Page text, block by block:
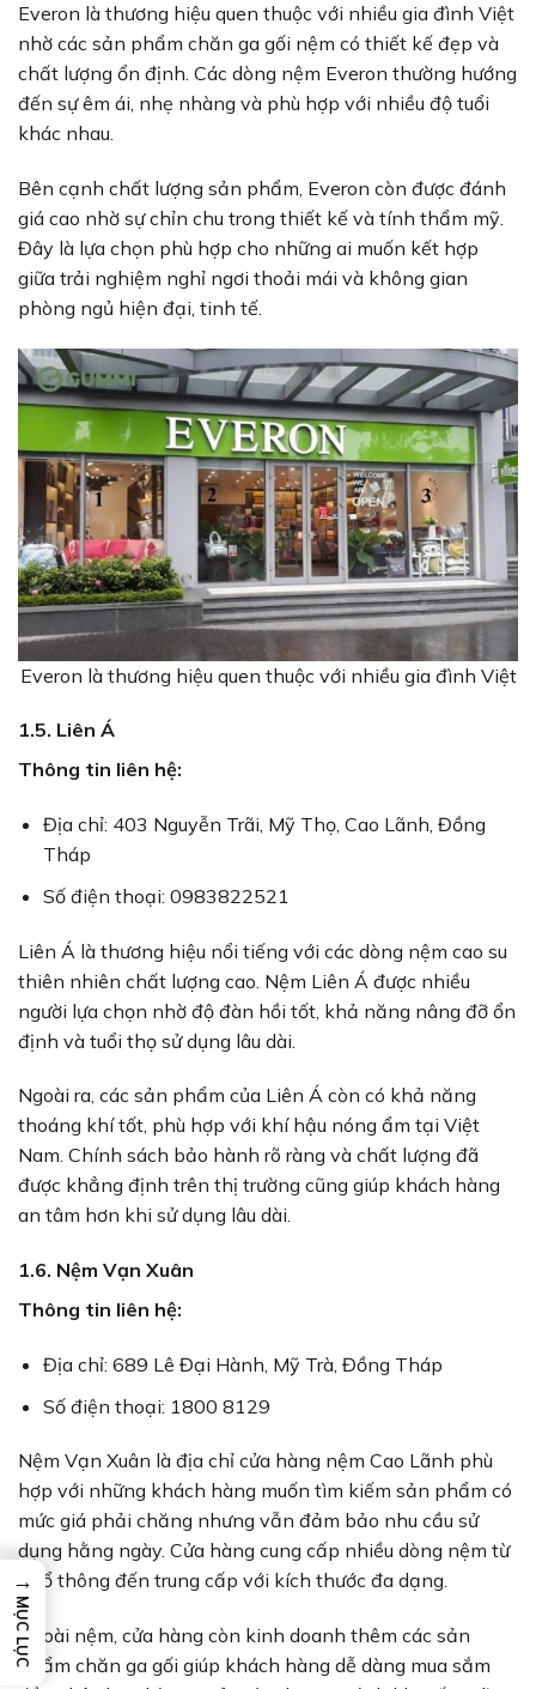
Everon là thương hiệu quen thuộc với nhiều gia đình Việt
nhờ các sản phẩm chăn ga gối nệm có thiết kế đẹp và
chất lượng ổn định. Các dòng nệm Everon thường hướng
đến sự êm ái, nhẹ nhàng và phù hợp với nhiều độ tuổi
khác nhau.
Bên cạnh chất lượng sản phẩm, Everon còn được đánh
giá cao nhờ sự chỉn chu trong thiết kế và tính thẩm mỹ.
Đây là lựa chọn phù hợp cho những ai muốn kết hợp
giữa trải nghiệm nghỉ ngơi thoải mái và không gian
phòng ngủ hiện đại, tinh tế.
Everon là thương hiệu quen thuộc với nhiều gia đình Việt
1.5. Liên Á
Thông tin liên hệ:
Địa chỉ: 403 Nguyễn Trãi, Mỹ Thọ, Cao Lãnh, Đồng
Tháp
Số điện thoại: 0983822521
Liên Á là thương hiệu nổi tiếng với các dòng nệm cao su
thiên nhiên chất lượng cao. Nệm Liên Á được nhiều
người lựa chọn nhờ độ đàn hồi tốt, khả năng nâng đỡ ổn
định và tuổi thọ sử dụng lâu dài.
Ngoài ra, các sản phẩm của Liên Á còn có khả năng
thoáng khí tốt, phù hợp với khí hậu nóng ẩm tại Việt
Nam. Chính sách bảo hành rõ ràng và chất lượng đã
được khẳng định trên thị trường cũng giúp khách hàng
an tâm hơn khi sử dụng lâu dài.
1.6. Nệm Vạn Xuân
Thông tin liên hệ:
Địa chỉ: 689 Lê Đại Hành, Mỹ Trà, Đồng Tháp
Số điện thoại: 1800 8129
Nệm Vạn Xuân là địa chỉ cửa hàng nệm Cao Lãnh phù
hợp với những khách hàng muốn tìm kiếm sản phẩm có
mức giá phải chăng nhưng vẫn đảm bảo nhu cầu sử
dụng hằng ngày. Cửa hàng cung cấp nhiều dòng nệm từ
phổ thông đến trung cấp với kích thước đa dạng.
Ngoài nệm, cửa hàng còn kinh doanh thêm các sản
phẩm chăn ga gối giúp khách hàng dễ dàng mua sắm
→
MỤC LỤC